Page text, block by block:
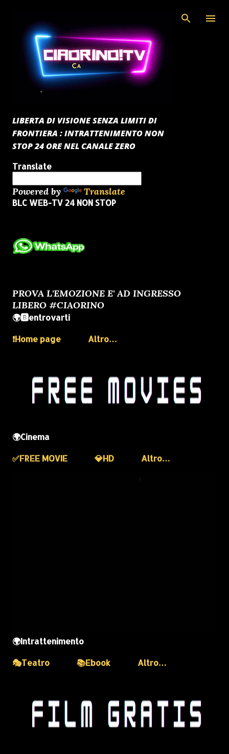
LIBERTA DI VISIONE SENZA LIMITI DI
FRONTIERA : INTRATTENIMENTO NON
STOP 24 ORE NEL CANALE ZERO
Translate
Powered by Translate
BLC WEB-TV 24 NON STOP
PROVA L'EMOZIONE E' AD INGRESSO
LIBERO #CIAORINO
🌍🅱️entrovarti
❗️Home page
Altro…
🌍Cinema
✅️FREE MOVIE
💎HD Altro…
🌍Intrattenimento
🎭Teatro
📚Ebook Altro…